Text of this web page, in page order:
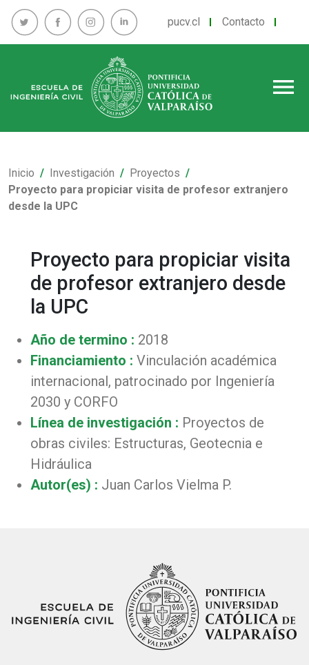
pucv.cl Contacto
menu
Inicio Investigación
Proyectos
Proyecto para propiciar visita de profesor extranjero
desde la UPC
Proyecto para propiciar visita
de profesor extranjero desde
la UPC
Año de termino : 2018
Financiamiento : Vinculación académica
internacional, patrocinado por Ingeniería
2030 y CORFO
Línea de investigación : Proyectos de
obras civiles: Estructuras, Geotecnia e
Hidráulica
Autor(es) : Juan Carlos Vielma P.